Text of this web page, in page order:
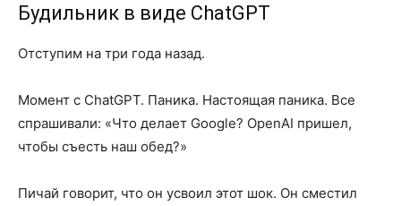
Будильник в виде ChatGPT
Отступим на три года назад.
Момент с ChatGPT. Паника. Настоящая паника. Все
спрашивали: «Что делает Google? OpenAI пришел,
чтобы съесть наш обед?»
Пичай говорит, что он усвоил этот шок. Он сместил